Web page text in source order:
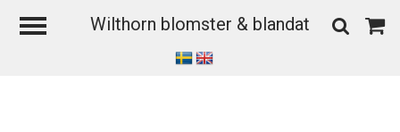
Wilthorn blomster & blandat